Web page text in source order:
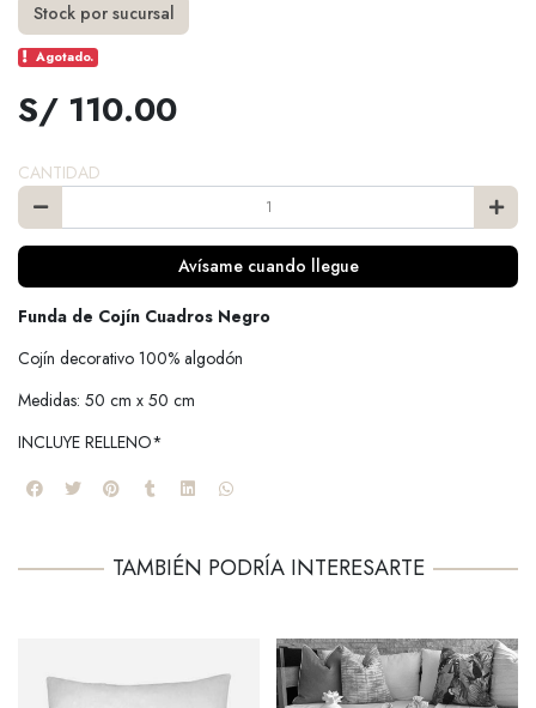
Stock por sucursal
Agotado.
S/ 110.00
CANTIDAD
Avísame cuando llegue
Funda de Cojín Cuadros Negro
Cojín decorativo 100% algodón
Medidas: 50 cm x 50 cm
INCLUYE RELLENO*
TAMBIÉN PODRÍA INTERESARTE